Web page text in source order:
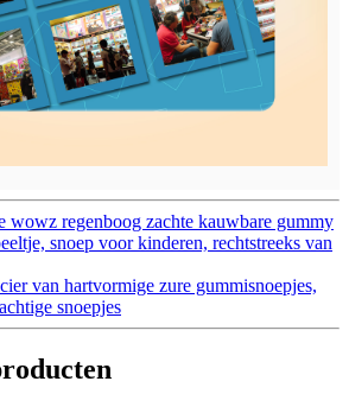
wowz regenboog zachte kauwbare gummy
snoep voor kinderen, rechtstreeks van
van hartvormige zure gummisnoepjes,
snoepjes